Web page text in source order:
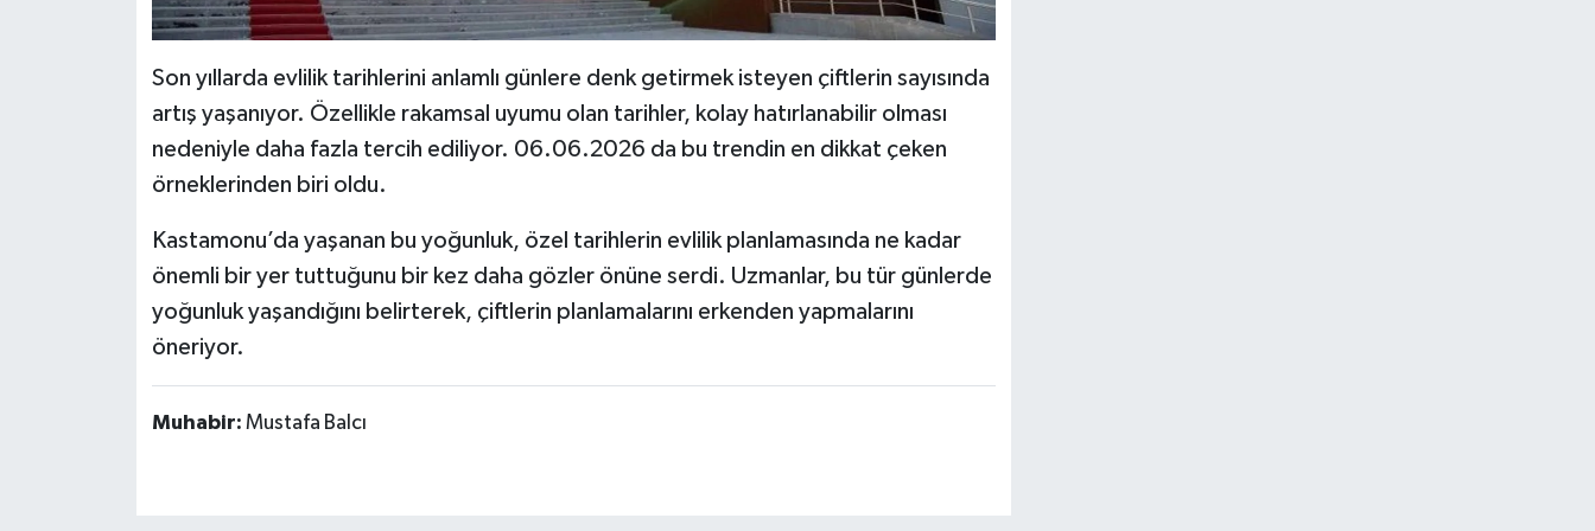
Son yıllarda evlilik tarihlerini anlamlı günlere denk getirmek isteyen çiftlerin sayısında
artış yaşanıyor. Özellikle rakamsal uyumu olan tarihler, kolay hatırlanabilir olması
nedeniyle daha fazla tercih ediliyor. 06.06.2026 da bu trendin en dikkat çeken
örneklerinden biri oldu.
Kastamonu’da yaşanan bu yoğunluk, özel tarihlerin evlilik planlamasında ne kadar
önemli bir yer tuttuğunu bir kez daha gözler önüne serdi. Uzmanlar, bu tür günlerde
yoğunluk yaşandığını belirterek, çiftlerin planlamalarını erkenden yapmalarını
öneriyor.
Muhabir: Mustafa Balcı